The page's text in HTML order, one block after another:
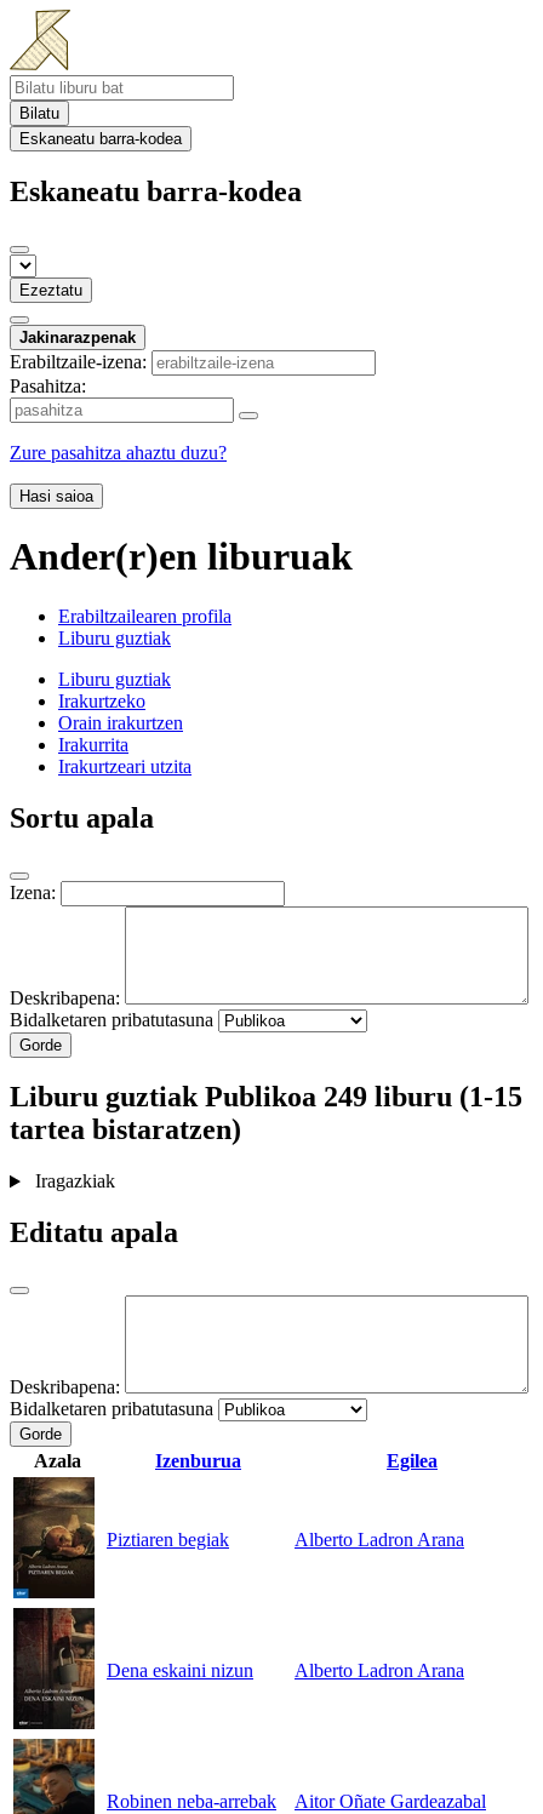
Bilatu
Eskaneatu barra-kodea
Eskaneatu barra-kodea
Ezeztatu
Jakinarazpenak
Erabiltzaile-izena:
Pasahitza:
Zure pasahitza ahaztu duzu?
Hasi saioa
Ander(r)en liburuak
Erabiltzailearen profila
Liburu guztiak
Liburu guztiak
Irakurtzeko
Orain irakurtzen
Irakurrita
Irakurtzeari utzita
Sortu apala
Izena:
Deskribapena:
Bidalketaren pribatutasuna
Gorde
Liburu guztiakPublikoa 249 liburu (1-15
tartea bistaratzen)
Iragazkiak
Editatu apala
Deskribapena:
Bidalketaren pribatutasuna
Gorde
Azala Izenburua Egilea
Piztiaren begiak Alberto Ladron Arana
Dena eskaini nizun Alberto Ladron Arana
Robinen neba-arrebak Aitor Oñate Gardeazabal